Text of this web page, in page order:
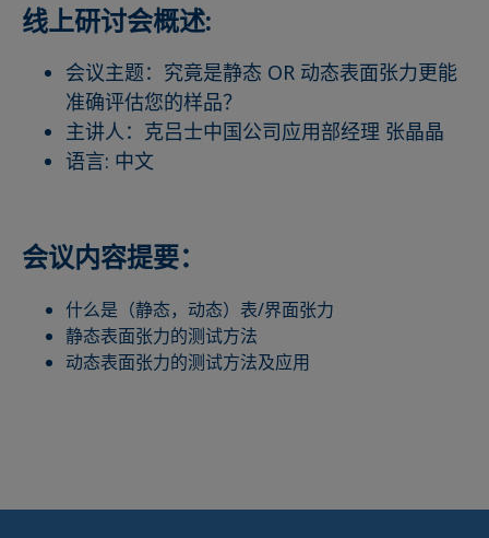
线上研讨会概述:
会议主题：究竟是静态 OR 动态表面张力更能
准确评估您的样品？
主讲人：克吕士中国公司应用部经理 张晶晶
语言: 中文
会议内容提要：
什么是（静态，动态）表/界面张力
静态表面张力的测试方法
动态表面张力的测试方法及应用